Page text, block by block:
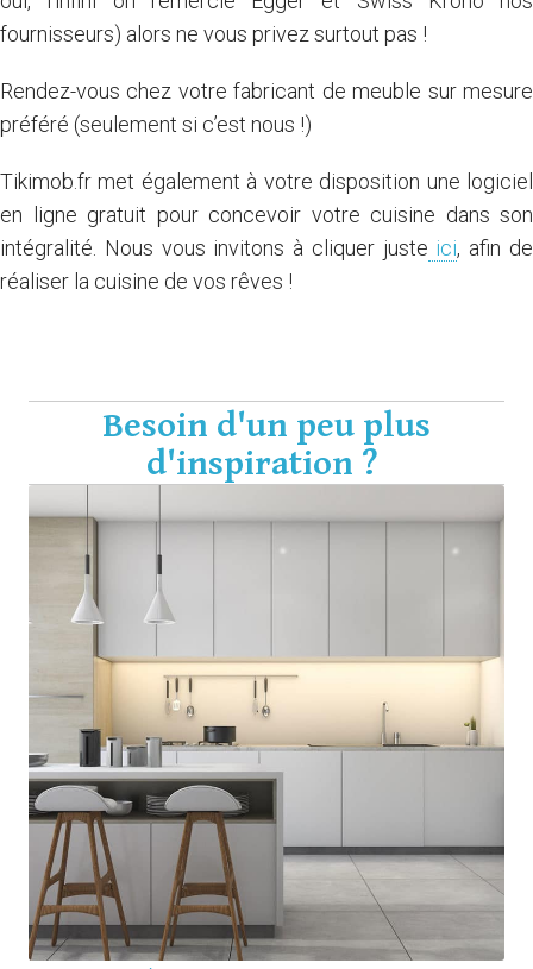
fournisseurs) alors ne vous privez surtout pas !
Rendez-vous chez votre fabricant de meuble sur mesure
préféré (seulement si c’est nous !)
Tikimob.fr met également à votre disposition une logiciel
en ligne gratuit pour concevoir votre cuisine dans son
intégralité. Nous vous invitons à cliquer juste ici, afin de
réaliser la cuisine de vos rêves !
Besoin d'un peu plus
d'inspiration ?